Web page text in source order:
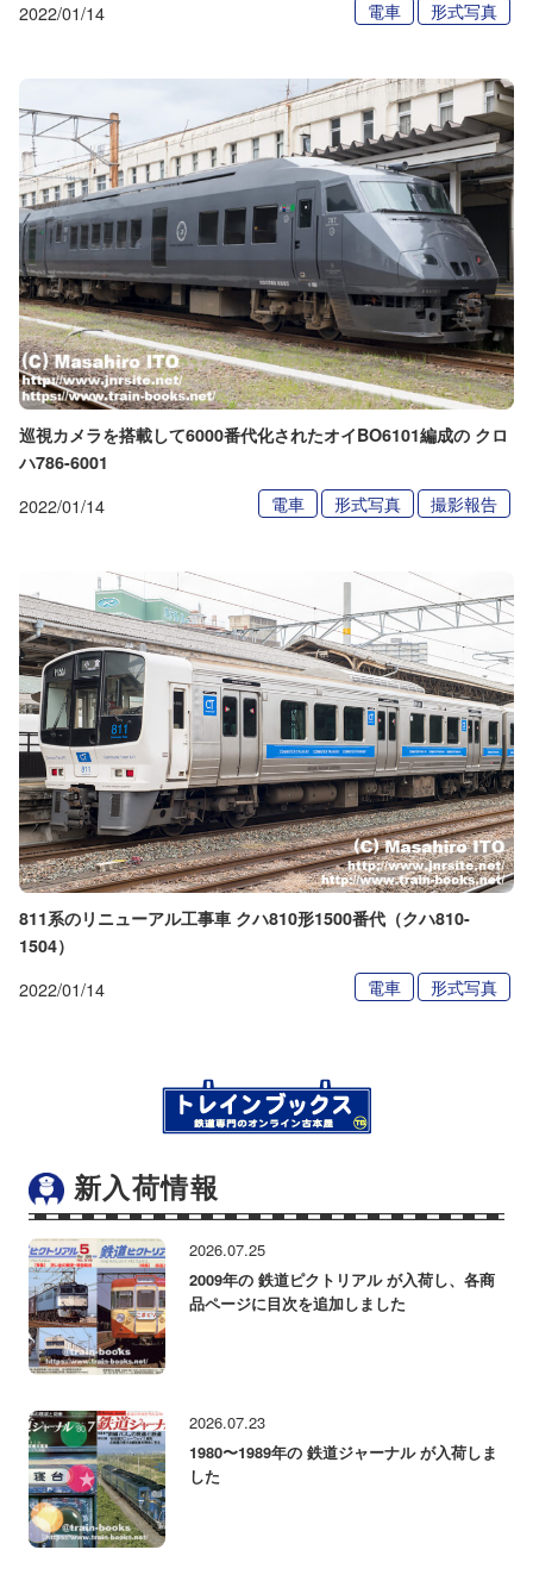
2022/01/14 電車 形式写真
巡視カメラを搭載して6000番代化されたオイBO6101編成の クロ
ハ786-6001
2022/01/14 電車 形式写真 撮影報告
811系のリニューアル工事車 クハ810形1500番代（クハ810-
1504）
2022/01/14 電車 形式写真
新入荷情報
2026.07.25
2009年の 鉄道ピクトリアル が入荷し、各商
品ページに目次を追加しました
2026.07.23
1980〜1989年の 鉄道ジャーナル が入荷しま
した